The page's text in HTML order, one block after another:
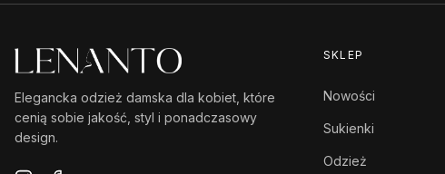
Elegancka odzież damska dla kobiet, które
cenią sobie jakość, styl i ponadczasowy
design.
SKLEP
Nowości
Sukienki
Odzież